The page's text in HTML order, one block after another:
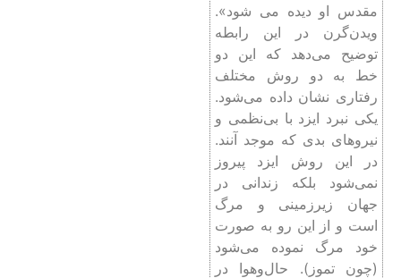
مقدس او دیده می شود».
ویدن‌گرن در این رابطه
توضیح می‌دهد که این دو
خط به دو روش مختلف
رفتاری نشان داده می‌شود.
یکی نبرد ایزد با بی‌نظمی و
نیروهای بدی که موجد آنند.
در این روش ایزد پیروز
نمی‌شود بلکه زندانی در
جهان زیرزمینی و مرگ
است و از این رو به صورت
خود مرگ نموده می‌شود
(چون تموز). حال‌و‌هوا در